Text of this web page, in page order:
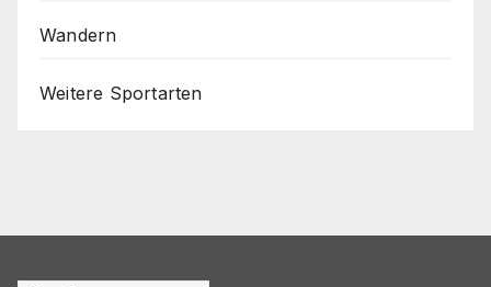
Wandern
Weitere Sportarten